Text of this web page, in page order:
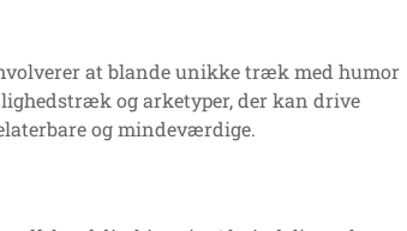
at blande unikke træk med humor
og arketyper, der kan drive
og mindeværdige.